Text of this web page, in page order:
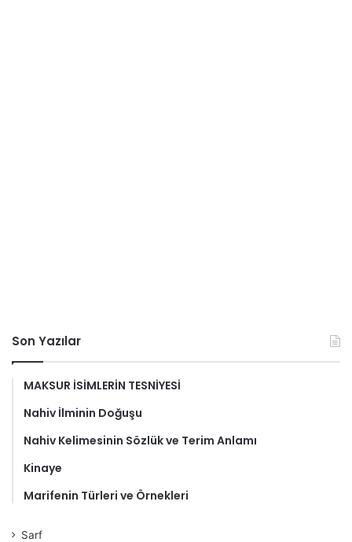
Son Yazılar
MAKSUR İSİMLERİN TESNİYESİ
Nahiv İlminin Doğuşu
Nahiv Kelimesinin Sözlük ve Terim Anlamı
Kinaye
Marifenin Türleri ve Örnekleri
Sarf